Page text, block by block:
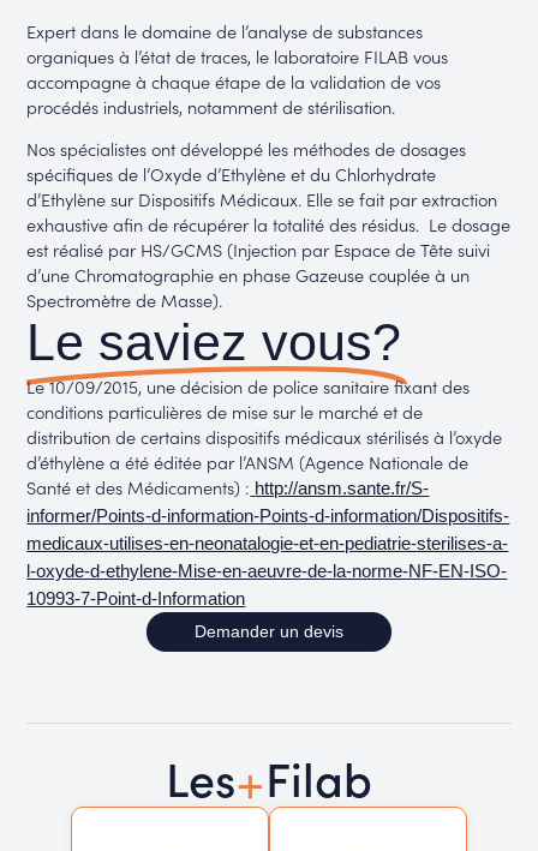
Expert dans le domaine de l’analyse de substances
organiques à l’état de traces, le laboratoire FILAB vous
accompagne à chaque étape de la validation de vos
procédés industriels, notamment de stérilisation.
Nos spécialistes ont développé les méthodes de dosages
spécifiques de l’Oxyde d’Ethylène et du Chlorhydrate
d’Ethylène sur Dispositifs Médicaux. Elle se fait par extraction
exhaustive afin de récupérer la totalité des résidus. Le dosage
est réalisé par HS/GCMS (Injection par Espace de Tête suivi
d’une Chromatographie en phase Gazeuse couplée à un
Spectromètre de Masse).
Le saviez vous?
Le 10/09/2015, une décision de police sanitaire fixant des
conditions particulières de mise sur le marché et de
distribution de certains dispositifs médicaux stérilisés à l’oxyde
d’éthylène a été éditée par l’ANSM (Agence Nationale de
Santé et des Médicaments) : http://ansm.sante.fr/S-
informer/Points-d-information-Points-d-information/Dispositifs-
medicaux-utilises-en-neonatalogie-et-en-pediatrie-sterilises-a-
l-oxyde-d-ethylene-Mise-en-aeuvre-de-la-norme-NF-EN-ISO-
10993-7-Point-d-Information
Demander un devis
Les+Filab